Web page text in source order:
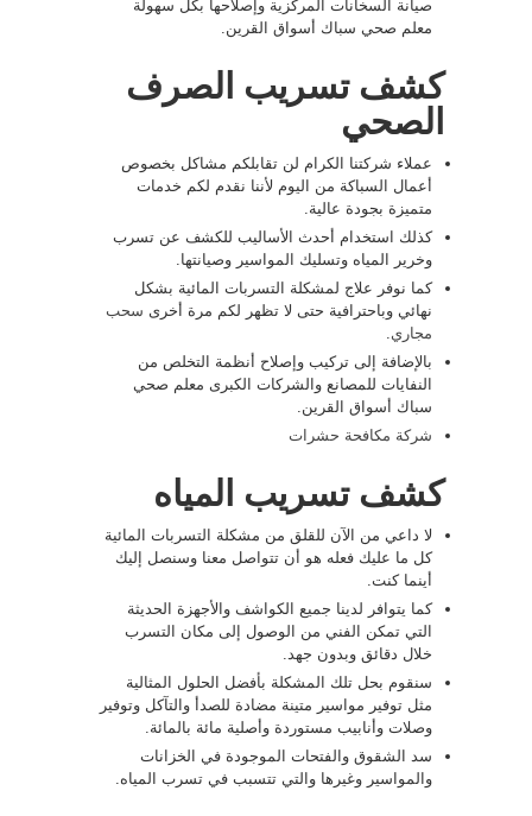
صيانة السخانات المركزية وإصلاحها بكل سهولة
معلم صحي سباك أسواق القرين.
كشف تسريب الصرف
الصحي
عملاء شركتنا الكرام لن تقابلكم مشاكل بخصوص
أعمال السباكة من اليوم لأننا نقدم لكم خدمات
متميزة بجودة عالية.
كذلك استخدام أحدث الأساليب للكشف عن تسرب
وخرير المياه وتسليك المواسير وصيانتها.
كما نوفر علاج لمشكلة التسربات المائية بشكل
نهائي وباحترافية حتى لا تظهر لكم مرة أخرى سحب
مجاري.
بالإضافة إلى تركيب وإصلاح أنظمة التخلص من
النفايات للمصانع والشركات الكبرى معلم صحي
سباك أسواق القرين.
شركة مكافحة حشرات
كشف تسريب المياه
لا داعي من الآن للقلق من مشكلة التسربات المائية
كل ما عليك فعله هو أن تتواصل معنا وسنصل إليك
أينما كنت.
كما يتوافر لدينا جميع الكواشف والأجهزة الحديثة
التي تمكن الفني من الوصول إلى مكان التسرب
خلال دقائق وبدون جهد.
سنقوم بحل تلك المشكلة بأفضل الحلول المثالية
مثل توفير مواسير متينة مضادة للصدأ والتآكل وتوفير
وصلات وأنابيب مستوردة وأصلية مائة بالمائة.
سد الشقوق والفتحات الموجودة في الخزانات
والمواسير وغيرها والتي تتسبب في تسرب المياه.